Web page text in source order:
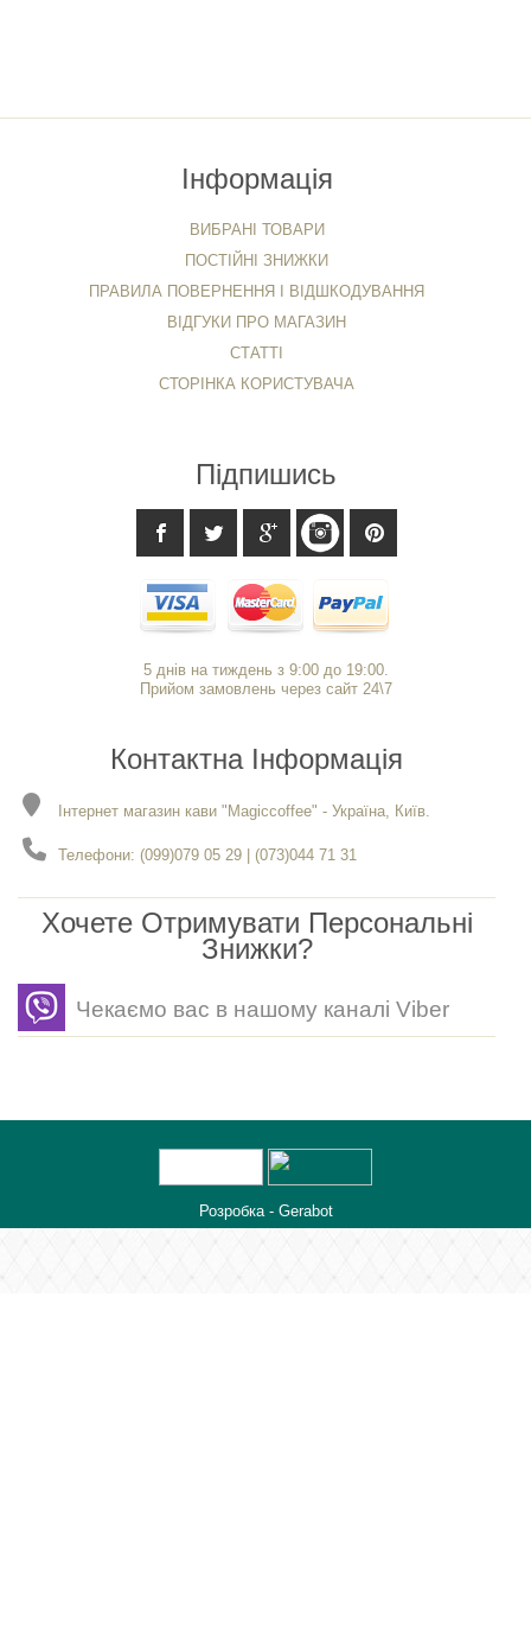
Інформація
ВИБРАНІ ТОВАРИ
ПОСТІЙНІ ЗНИЖКИ
ПРАВИЛА ПОВЕРНЕННЯ І ВІДШКОДУВАННЯ
ВІДГУКИ ПРО МАГАЗИН
СТАТТІ
СТОРІНКА КОРИСТУВАЧА
Підпишись
5 днів на тиждень з 9:00 до 19:00.
Прийом замовлень через сайт 24\7
Контактна Інформація
Інтернет магазин кави "Magiccoffee" - Україна, Київ.
Телефони: (099)079 05 29 | (073)044 71 31
Хочете Отримувати Персональні
Знижки?
Чекаємо вас в нашому каналі Viber
Розробка- Gerabot